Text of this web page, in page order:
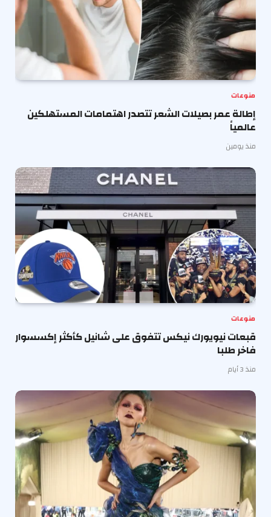
منوعات
إطالة عمر بصيلات الشعر تتصدر اهتمامات المستهلكين
عالمياً
منذ يومين
منوعات
قبعات نيويورك نيكس تتفوق على شانيل كأكثر إكسسوار
فاخر طلبا
منذ 3 أيام